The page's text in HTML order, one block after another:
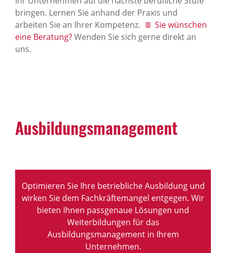
bringen. Lernen Sie anhand der Praxis und
arbeiten Sie an Ihrer Kompetenz.
Sie wünschen
eine Beratung?Wenden Sie sich gerne direkt an
uns.
Ausbildungsmanagement
Optimieren Sie Ihre betriebliche Ausbildung und
wirken Sie dem Fachkräftemangel entgegen. Wir
bieten Ihnen passgenaue Lösungen und
Weiterbildungen für das
Ausbildungsmanagement in Ihrem
Unternehmen.